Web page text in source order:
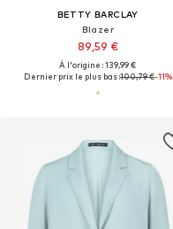
BETTY BARCLAY
Blazer
89,59 €
À l'origine : 139,99 €
Dernier prix le plus bas :100,79 €-11%